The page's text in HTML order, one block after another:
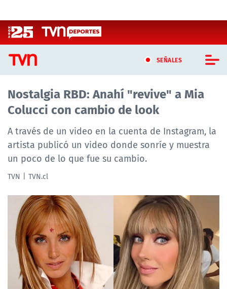
SEÑALES
CASTING MASTERCHEF CHILE
CASTING TVN VERTICAL
TVN VERTICAL
TVN PLAY
TELESERIES
NTV
ACTUALIDAD Y TENDENCIAS
Nostalgia RBD: Anahí "revive" a Mia
Colucci con cambio de look
A través de un video en la cuenta de Instagram, la
artista publicó un video donde sonríe y muestra
un poco de lo que fue su cambio.
TVN TVN.cl